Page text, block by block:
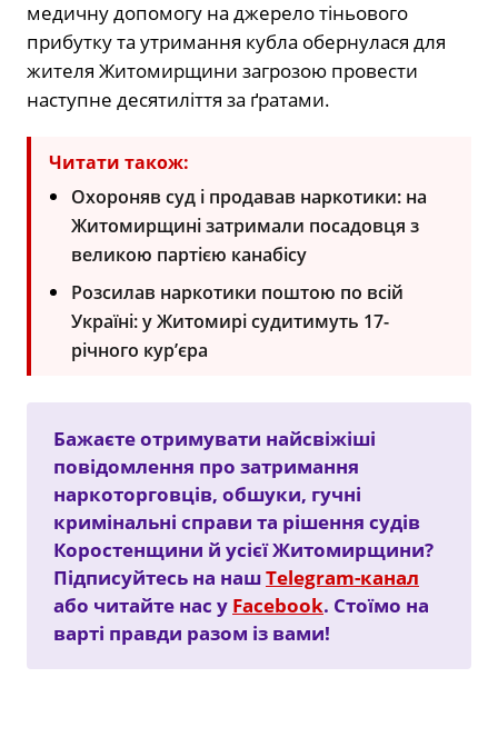
медичну допомогу на джерело тіньового
прибутку та утримання кубла обернулася для
жителя Житомирщини загрозою провести
наступне десятиліття за ґратами.
Читати також:
Охороняв суд і продавав наркотики: на
Житомирщині затримали посадовця з
великою партією канабісу
Розсилав наркотики поштою по всій
Україні: у Житомирі судитимуть 17-
річного кур’єра
Бажаєте отримувати найсвіжіші
повідомлення про затримання
наркоторговців, обшуки, гучні
кримінальні справи та рішення судів
Коростенщини й усієї Житомирщини?
Підписуйтесь на нашTelegram-канал
або читайте нас у Facebook. Стоїмо на
варті правди разом із вами!